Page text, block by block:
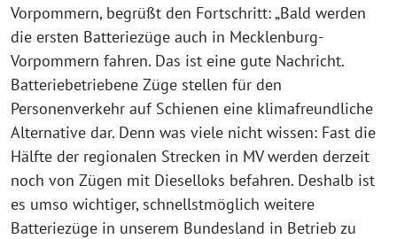
Vorpommern, begrüßt den Fortschritt: „Bald werden
die ersten Batteriezüge auch in Mecklenburg-
Vorpommern fahren. Das ist eine gute Nachricht.
Batteriebetriebene Züge stellen für den
Personenverkehr auf Schienen eine klimafreundliche
Alternative dar. Denn was viele nicht wissen: Fast die
Hälfte der regionalen Strecken in MV werden derzeit
noch von Zügen mit Dieselloks befahren. Deshalb ist
es umso wichtiger, schnellstmöglich weitere
Batteriezüge in unserem Bundesland in Betrieb zu